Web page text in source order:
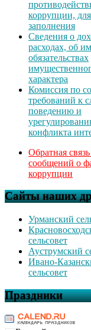
коррупции, для
заполнения
Сведения о
расходах, об
обязательствах
характера
Комиссия по
требований к
поведению и
конфликта
Обратная
сообщений о
коррупции
Сайты наших
Урманский
сельсовет
Ауструмский
Ивано-
сельсовет
Праздники